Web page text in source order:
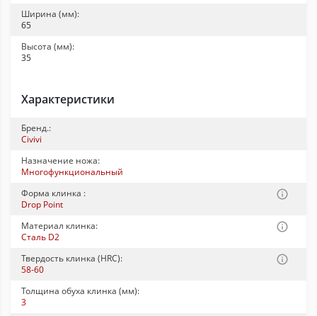
Ширина (мм):
65
Высота (мм):
35
Характеристики
Бренд.:
Civivi
Назначение ножа:
Многофункциональный
Форма клинка :
Drop Point
Материал клинка:
Сталь D2
Твердость клинка (HRC):
58-60
Толщина обуха клинка (мм):
3